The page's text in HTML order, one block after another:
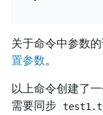
关于命令中参数
置参数。
以上命令创建了
需要同步